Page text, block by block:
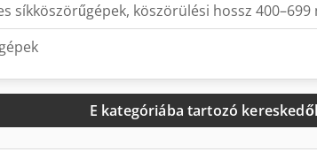
síkköszörűgépek, köszörülési hossz 400–699
E kategóriába tartozó